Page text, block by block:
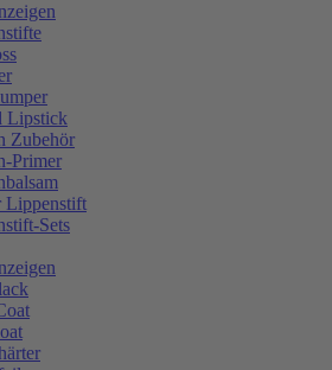
Lipstick
Zubehör
Primer
Lippenstift
Sets